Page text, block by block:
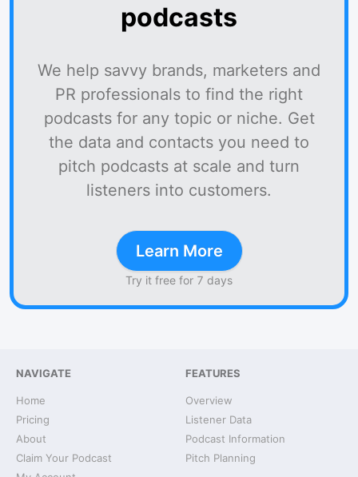
podcasts
We help savvy brands, marketers and
PR professionals to find the right
podcasts for any topic or niche. Get
the data and contacts you need to
pitch podcasts at scale and turn
listeners into customers.
Learn More
Try it free for 7 days
NAVIGATE
Home
Pricing
About
Claim Your Podcast
FEATURES
Overview
Listener Data
Podcast Information
Pitch Planning